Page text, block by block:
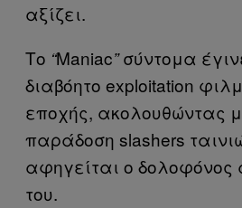
αξίζει.
Το “Maniac”σύντομα
διαβόητο exploitation
εποχής, ακολουθώντας
παράδοση slashers
αφηγείται ο
του.